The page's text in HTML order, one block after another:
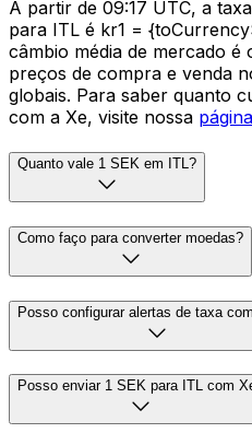
A partir de 09:17 UTC, a
para ITL é kr1 =
câmbio média de mercado
preços de compra e venda
globais. Para saber quanto
com a Xe, visite nossa
Quanto vale 1 SEK em ITL?
Como faço para converter moedas?
Posso configurar alertas de taxa
Posso enviar 1 SEK para ITL com